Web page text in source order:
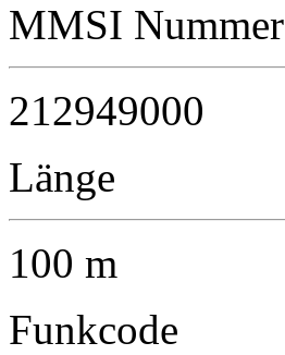
MMSI Nummer
212949000
Länge
100 m
Funkcode